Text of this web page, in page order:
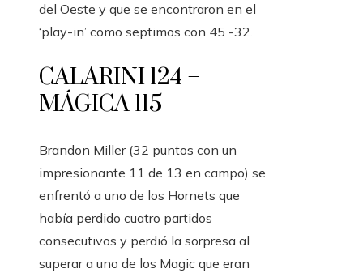
del Oeste y que se encontraron en el
‘play-in’ como septimos con 45 -32.
CALARINI 124 –
MÁGICA 115
Brandon Miller (32 puntos con un
impresionante 11 de 13 en campo) se
enfrentó a uno de los Hornets que
había perdido cuatro partidos
consecutivos y perdió la sorpresa al
superar a uno de los Magic que eran